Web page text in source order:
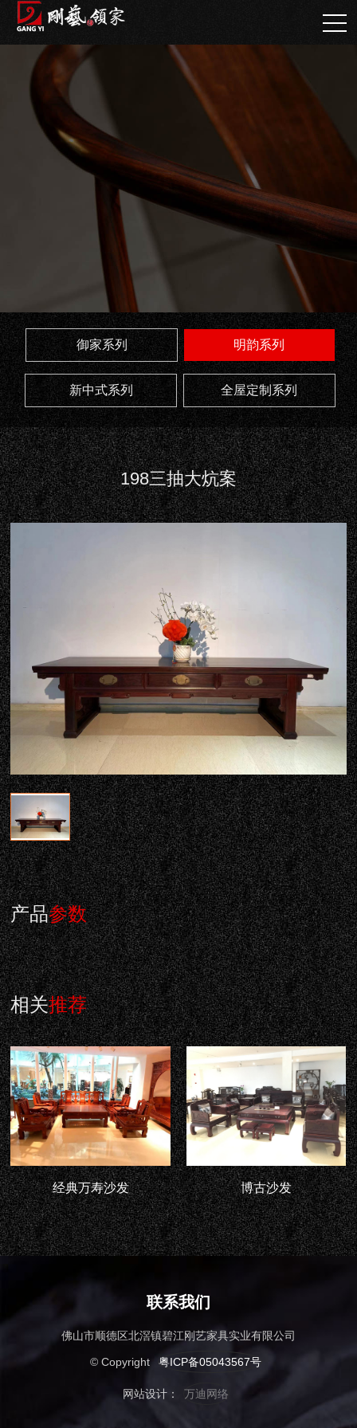
御家系列 明韵系列
新中式系列 全屋定制系列
198三抽大炕案
产品参数
相关推荐
经典万寿沙发 博古沙发
联系我们
佛山市顺德区北滘镇碧江刚艺家具实业有限公司
© Copyright 粤ICP备05043567号
网站设计： 万迪网络